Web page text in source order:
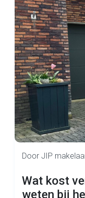
Door JIP
Wat kost
weten bij